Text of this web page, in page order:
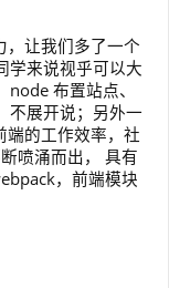
，让我们多了一个
学来说视乎可以大
布置站点、
不展开说；另外一
的工作效率，社
喷涌而出， 具有
，前端模块